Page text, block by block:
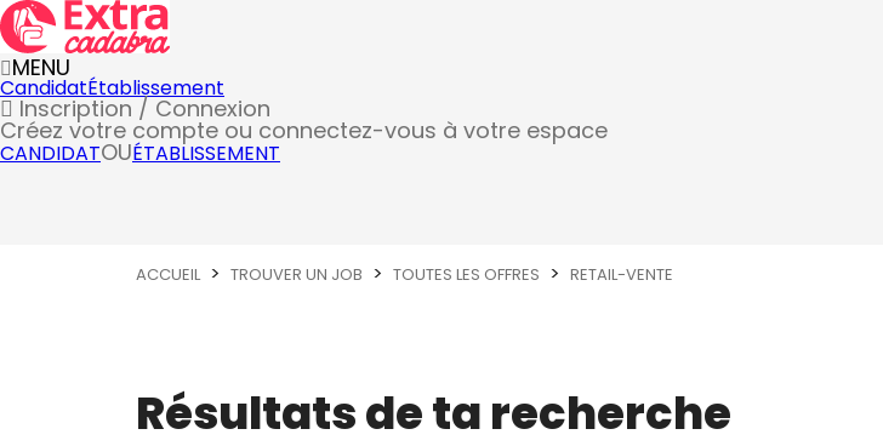
MENU
CandidatÉtablissement
Inscription / Connexion
Créez votre compte ou connectez-vous à votre espace
CANDIDATOUÉTABLISSEMENT
ACCUEIL TROUVER UN JOB TOUTES LES OFFRES RETAIL-VENTE
Résultats de ta recherche